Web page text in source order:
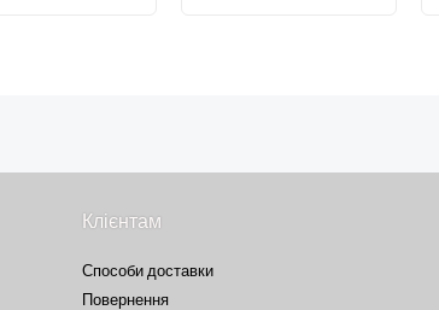
Клієнтам
Способи доставки
Повернення